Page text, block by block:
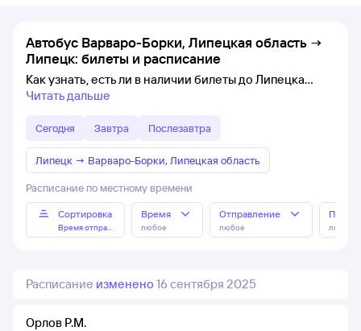
Автобус Варваро-Борки, Липецкая область →
Липецк: билеты и расписание
Как узнать, есть ли в наличии билеты до Липецка
Читать дальше
Сегодня Завтра Послезавтра
Липецк → Варваро-Борки, Липецкая область
Расписание по местному времени
Сортировка
Время отправления
Время
любое
Отправление
любое любое
Расписание изменено 16 сентября 2025
Орлов Р.М.